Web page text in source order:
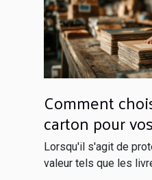
Comment
carton pour
vinyles
Lorsqu'il s'agit de
valeur tels que les